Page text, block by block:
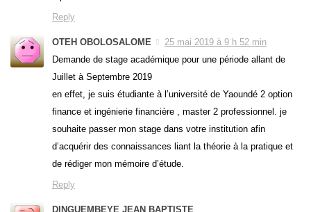
Reply
OTEH OBOLOSALOME
25 mai 2019 à 9 h 52 min
Demande de stage académique pour une période allant de
Juillet à Septembre 2019
en effet, je suis étudiante à l’université de Yaoundé 2 option
finance et ingénierie financière , master 2 professionnel. je
souhaite passer mon stage dans votre institution afin
d’acquérir des connaissances liant la théorie à la pratique et
de rédiger mon mémoire d’étude.
Reply
DINGUEMBEYE JEAN BAPTISTE